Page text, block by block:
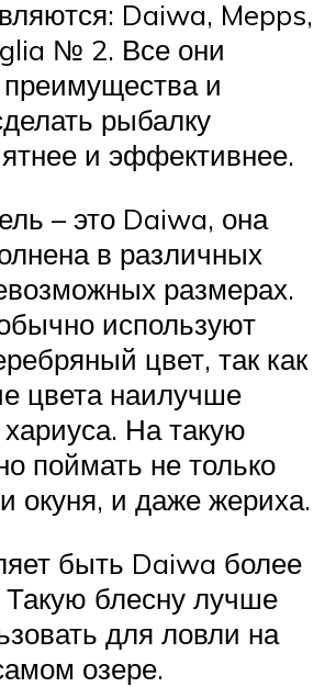
Daiwa, Mepps,
№ 2. Все они
и
рыбалку
и эффективнее.
– это Daiwa, она
в различных
размерах.
используют
цвет, так как
цвета наилучше
На такую
поймать не только
окуня, и даже жериха.
быть Daiwa более
Такую блесну лучше
для ловли на
озере.